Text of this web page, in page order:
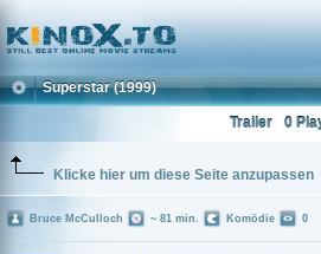
Home
Superstar (1999)
0
Trailer
Klicke hier um diese Seite anzupassen
Bruce McCulloch ~ 81 min. Komödie 0